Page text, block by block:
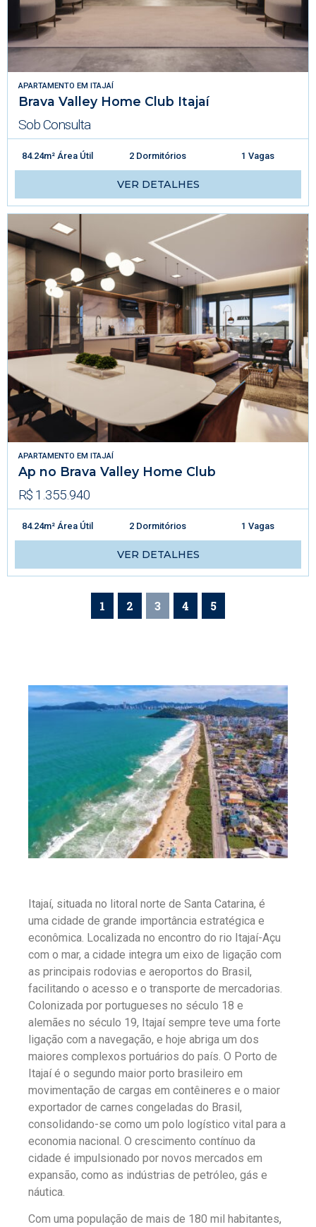
APARTAMENTO EM ITAJAÍ
Brava Valley Home Club Itajaí
Sob Consulta
84.24m² Área Útil 2 Dormitórios 1 Vagas
VER DETALHES
APARTAMENTO EM ITAJAÍ
Ap no Brava Valley Home Club
R$ 1.355.940
84.24m² Área Útil 2 Dormitórios 1 Vagas
VER DETALHES
1 2 3 4 5
Itajaí, situada no litoral norte de Santa Catarina, é
uma cidade de grande importância estratégica e
econômica. Localizada no encontro do rio Itajaí-Açu
com o mar, a cidade integra um eixo de ligação com
as principais rodovias e aeroportos do Brasil,
facilitando o acesso e o transporte de mercadorias.
Colonizada por portugueses no século 18 e
alemães no século 19, Itajaí sempre teve uma forte
ligação com a navegação, e hoje abriga um dos
maiores complexos portuários do país. O Porto de
Itajaí é o segundo maior porto brasileiro em
movimentação de cargas em contêineres e o maior
exportador de carnes congeladas do Brasil,
consolidando-se como um polo logístico vital para a
economia nacional. O crescimento contínuo da
cidade é impulsionado por novos mercados em
expansão, como as indústrias de petróleo, gás e
náutica.
Com uma população de mais de 180 mil habitantes,